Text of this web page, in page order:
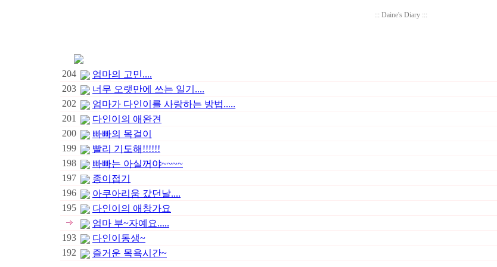
::: Daine's Diary :::
204 엄마의 고민....
203
너무 오랫만에 쓰는 일기....
202
엄마가 다인이를 사랑하는 방법.....
201
다인이의 애완견
200
빠빠의 목걸이
199
빨리 기도해!!!!!!
198
빠빠는 아실꺼야~~~~
197
종이접기
196
아쿠아리움 갔던날....
195
다인이의 애창가요
엄마 부~자예요.....
193
다인이동생~
192
즐거운 목욕시간~